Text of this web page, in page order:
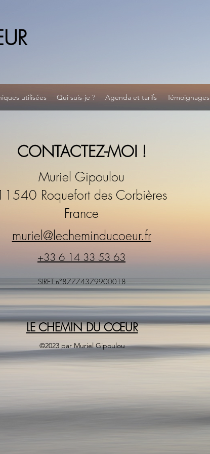
utilisées Qui suis-je ? Agenda et tarifs Témoignages
CONTACTEZ-MOI !
Muriel Gipoulou
Roquefort des Corbières
France
muriel@lecheminducoeur.fr
+33 6 14 33 53 63
SIRET n°87774379900018
LE CHEMIN DU CŒUR
©2023 par Muriel Gipoulou